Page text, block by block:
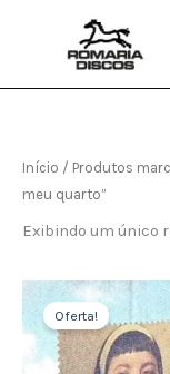
conteúdo
Início / Produtos
meu quarto”
Exibindo um único
Oferta!
O
preço
original
era:
R$160.00.
O